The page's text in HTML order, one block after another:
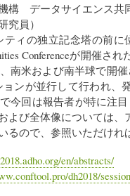
構 データサイエンス
究員）
ィの独立記念塔の前に
Conferenceが開催さ
南米および南半球で開催
ョンが並行して行われ、
今回は報告者が特に注
よび全体像については、
るので、参照いただけれ
en/abstracts/
dh2018/